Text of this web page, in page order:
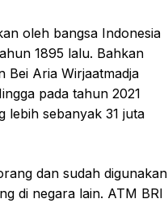
oleh bangsa Indonesia
1895 lalu. Bahkan
Bei Aria Wirjaatmadja
pada tahun 2021
lebih sebanyak 31 juta
dan sudah digunakan
di negara lain. ATM BRI